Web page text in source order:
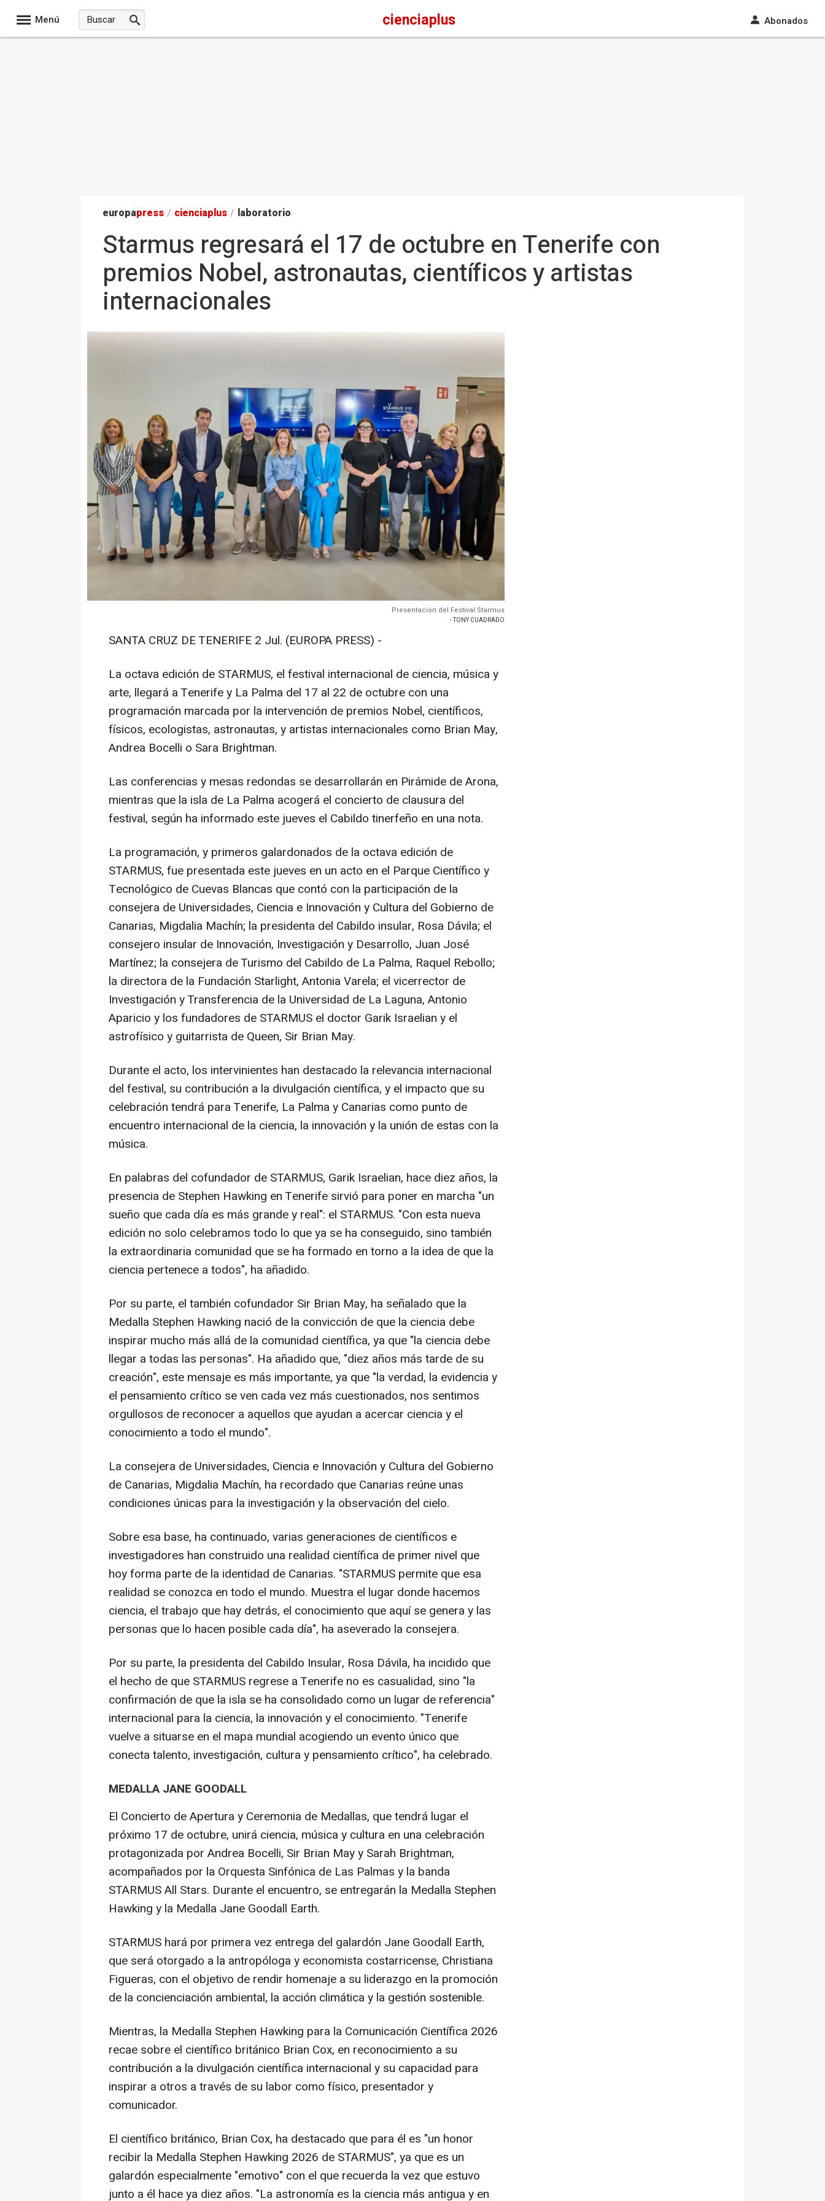
Menú cienciaplus Abonados
europapress / cienciaplus / laboratorio
Starmus regresará el 17 de octubre en Tenerife con
premios Nobel, astronautas, científicos y artistas
internacionales
Presentación del Festival Starmus
- TONY CUADRADO
SANTA CRUZ DE TENERIFE 2 Jul. (EUROPA PRESS) -
La octava edición de STARMUS, el festival internacional de ciencia, música y
arte, llegará a Tenerife y La Palma del 17 al 22 de octubre con una
programación marcada por la intervención de premios Nobel, científicos,
físicos, ecologistas, astronautas, y artistas internacionales como Brian May,
Andrea Bocelli o Sara Brightman.
Las conferencias y mesas redondas se desarrollarán en Pirámide de Arona,
mientras que la isla de La Palma acogerá el concierto de clausura del
festival, según ha informado este jueves el Cabildo tinerfeño en una nota.
La programación, y primeros galardonados de la octava edición de
STARMUS, fue presentada este jueves en un acto en el Parque Científico y
Tecnológico de Cuevas Blancas que contó con la participación de la
consejera de Universidades, Ciencia e Innovación y Cultura del Gobierno de
Canarias, Migdalia Machín; la presidenta del Cabildo insular, Rosa Dávila; el
consejero insular de Innovación, Investigación y Desarrollo, Juan José
Martínez; la consejera de Turismo del Cabildo de La Palma, Raquel Rebollo;
la directora de la Fundación Starlight, Antonia Varela; el vicerrector de
Investigación y Transferencia de la Universidad de La Laguna, Antonio
Aparicio y los fundadores de STARMUS el doctor Garik Israelian y el
astrofísico y guitarrista de Queen, Sir Brian May.
Durante el acto, los intervinientes han destacado la relevancia internacional
del festival, su contribución a la divulgación científica, y el impacto que su
celebración tendrá para Tenerife, La Palma y Canarias como punto de
encuentro internacional de la ciencia, la innovación y la unión de estas con la
música.
En palabras del cofundador de STARMUS, Garik Israelian, hace diez años, la
presencia de Stephen Hawking en Tenerife sirvió para poner en marcha "un
sueño que cada día es más grande y real": el STARMUS. "Con esta nueva
edición no solo celebramos todo lo que ya se ha conseguido, sino también
la extraordinaria comunidad que se ha formado en torno a la idea de que la
ciencia pertenece a todos", ha añadido.
Por su parte, el también cofundador Sir Brian May, ha señalado que la
Medalla Stephen Hawking nació de la convicción de que la ciencia debe
inspirar mucho más allá de la comunidad científica, ya que "la ciencia debe
llegar a todas las personas". Ha añadido que, "diez años más tarde de su
creación", este mensaje es más importante, ya que "la verdad, la evidencia y
el pensamiento crítico se ven cada vez más cuestionados, nos sentimos
orgullosos de reconocer a aquellos que ayudan a acercar ciencia y el
conocimiento a todo el mundo".
La consejera de Universidades, Ciencia e Innovación y Cultura del Gobierno
de Canarias, Migdalia Machín, ha recordado que Canarias reúne unas
condiciones únicas para la investigación y la observación del cielo.
Sobre esa base, ha continuado, varias generaciones de científicos e
investigadores han construido una realidad científica de primer nivel que
hoy forma parte de la identidad de Canarias. "STARMUS permite que esa
realidad se conozca en todo el mundo. Muestra el lugar donde hacemos
ciencia, el trabajo que hay detrás, el conocimiento que aquí se genera y las
personas que lo hacen posible cada día", ha aseverado la consejera.
Por su parte, la presidenta del Cabildo Insular, Rosa Dávila, ha incidido que
el hecho de que STARMUS regrese a Tenerife no es casualidad, sino "la
confirmación de que la isla se ha consolidado como un lugar de referencia"
internacional para la ciencia, la innovación y el conocimiento. "Tenerife
vuelve a situarse en el mapa mundial acogiendo un evento único que
conecta talento, investigación, cultura y pensamiento crítico", ha celebrado.
MEDALLA JANE GOODALL
El Concierto de Apertura y Ceremonia de Medallas, que tendrá lugar el
próximo 17 de octubre, unirá ciencia, música y cultura en una celebración
protagonizada por Andrea Bocelli, Sir Brian May y Sarah Brightman,
acompañados por la Orquesta Sinfónica de Las Palmas y la banda
STARMUS All Stars. Durante el encuentro, se entregarán la Medalla Stephen
Hawking y la Medalla Jane Goodall Earth.
STARMUS hará por primera vez entrega del galardón Jane Goodall Earth,
que será otorgado a la antropóloga y economista costarricense, Christiana
Figueras, con el objetivo de rendir homenaje a su liderazgo en la promoción
de la concienciación ambiental, la acción climática y la gestión sostenible.
Mientras, la Medalla Stephen Hawking para la Comunicación Científica 2026
recae sobre el científico británico Brian Cox, en reconocimiento a su
contribución a la divulgación científica internacional y su capacidad para
inspirar a otros a través de su labor como físico, presentador y
comunicador.
El científico británico, Brian Cox, ha destacado que para él es "un honor
recibir la Medalla Stephen Hawking 2026 de STARMUS", ya que es un
galardón especialmente "emotivo" con el que recuerda la vez que estuvo
junto a él hace ya diez años. "La astronomía es la ciencia más antigua y en